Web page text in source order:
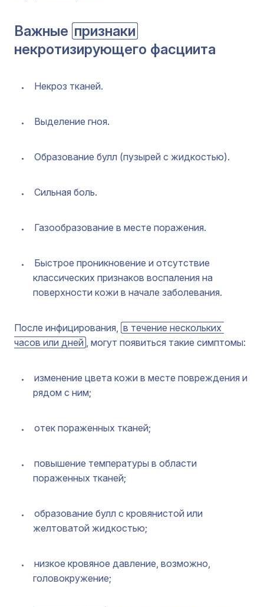
Важные признаки
некротизирующего фасциита
Некроз тканей.
Выделение гноя.
Образование булл (пузырей с жидкостью).
Сильная боль.
Газообразование в месте поражения.
Быстрое проникновение и отсутствие
классических признаков воспаления на
поверхности кожи в начале заболевания.
После инфицирования,
в течение нескольких
часов или дней
, могут появиться такие симптомы:
изменение цвета кожи в месте повреждения и
рядом с ним;
отек пораженных тканей;
повышение температуры в области
пораженных тканей;
образование булл с кровянистой или
желтоватой жидкостью;
низкое кровяное давление, возможно,
головокружение;